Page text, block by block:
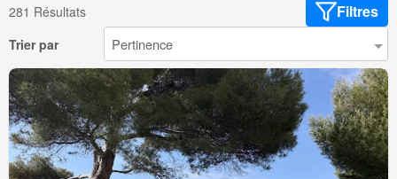
281 Résultats Filtres
Trier par